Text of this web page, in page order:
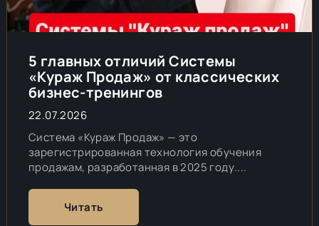
5 главных отличий Системы
«Кураж Продаж» от классических
бизнес-тренингов
22.07.2026
Система «Кураж Продаж» — это
зарегистрированная технология обучения
продажам, разработанная в 2025 году....
Читать